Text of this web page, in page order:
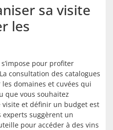
sa visite
les
pour profiter
consultation des catalogues
domaines et cuvées qui
que vous souhaitez
et définir un budget est
experts suggèrent un
pour accéder à des vins